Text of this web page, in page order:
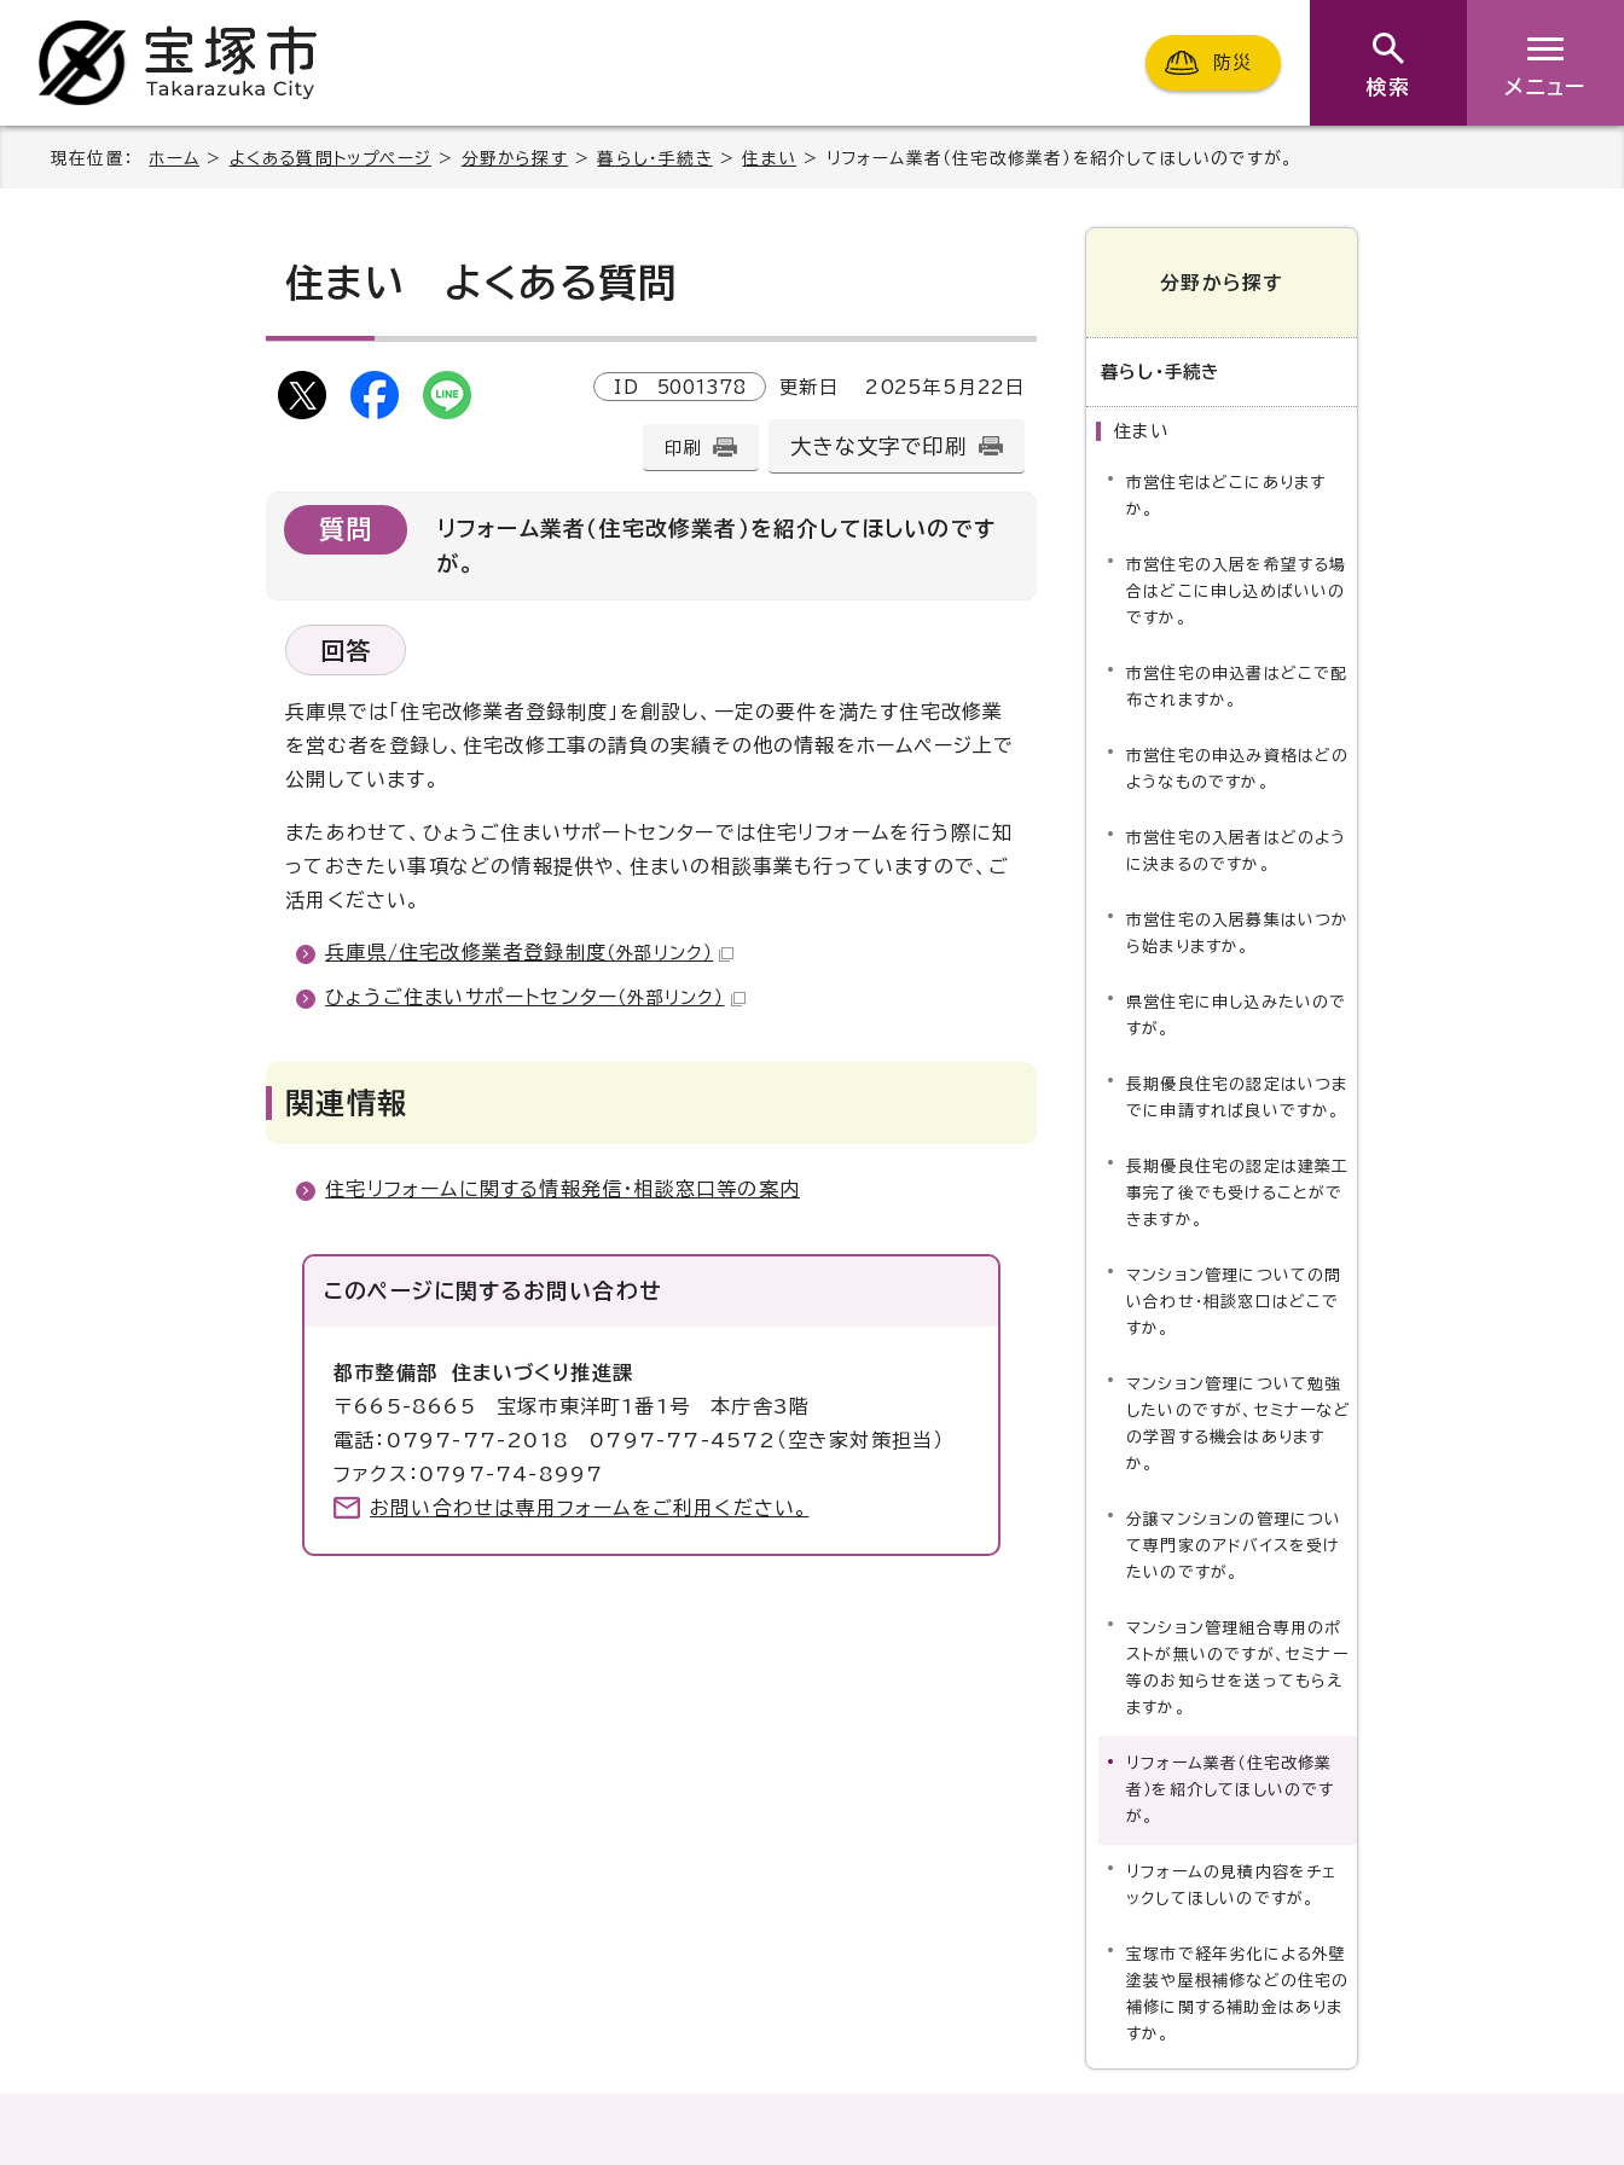
防災
検索 メニュー
現在位置： ホーム > よくある質問トップページ > 分野から探す >暮らし・手続き >住まい > リフォーム業者（住宅改修業者）を紹介してほしいのですが。
住まい よくある質問
ID 5001378 更新日 2025年5月 22 日
印刷 大きな文字で印刷
質問
リフォーム業者（住宅改修業者）を紹介してほしいのです
が。
回答
兵庫県では「住宅改修業者登録制度」を創設し、一定の要件を満たす住宅改修業
を営む者を登録し、住宅改修工事の請負の実績その他の情報をホームページ上で
公開しています。
またあわせて、ひょうご住まいサポートセンターでは住宅リフォームを行う際に知
っておきたい事項などの情報提供や、住まいの相談事業も行っていますので、ご
活用ください。
兵庫県/住宅改修業者登録制度 （外部リンク）
ひょうご住まいサポートセンター （外部リンク）
関連情報
住宅リフォームに関する情報発信・相談窓口等の案内
このページに関する お問い合わせ
都市整備部 住まいづくり推進課
〒665-8665 宝塚市東洋町1番1号 本庁舎3階
電話：0797-77-2018 0797-77-4572（空き家対策担当）
ファクス：0797-74-8997
お問い合わせは専用フォームをご利用ください。
分野から探す
暮らし・手続き
住まい
市営住宅はどこにあります
か。
市営住宅の入居を希望する場
合はどこに申し込めばいいの
ですか。
市営住宅の申込書はどこで配
布されますか。
市営住宅の申込み資格はどの
ようなものですか。
市営住宅の入居者はどのよう
に決まるのですか。
市営住宅の入居募集はいつか
ら始まりますか。
県営住宅に申し込みたいので
すが。
長期優良住宅の認定はいつま
でに申請すれば良いですか。
長期優良住宅の認定は建築工
事完了後でも受けることがで
きますか。
マンション管理についての問
い合わせ・相談窓口はどこで
すか。
マンション管理について勉強
したいのですが、セミナーなど
の学習する機会はあります
か。
分譲マンションの管理につい
て専門家のアドバイスを受け
たいのですが。
マンション管理組合専用のポ
ストが無いのですが、セミナー
等のお知らせを送ってもらえ
ますか。
リフォーム業者（住宅改修業
者）を紹介してほしいのです
が。
リフォームの見積内容をチェ
ックしてほしいのですが。
宝塚市で経年劣化による外壁
塗装や屋根補修などの住宅の
補修に関する補助金はありま
すか。